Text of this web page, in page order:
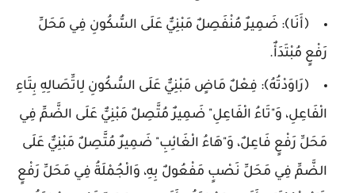
﴿أَنَا﴾: ضَمِيرٌ مُنْفَصِلٌ مَبْنِيٌّ عَلَى السُّكُونِ فِي مَحَلِّ
رَفْعٍ مُبْتَدَأٌ.
﴿رَاوَدْتُهُ﴾: فِعْلٌ مَاضٍ مَبْنِيٌّ عَلَى السُّكُونِ لِاتِّصَالِهِ بِتَاءِ
الْفَاعِلِ، وَ"تَاءُ الْفَاعِلِ" ضَمِيرٌ مُتَّصِلٌ مَبْنِيٌّ عَلَى الضَّمِّ فِي
مَحَلِّ رَفْعٍ فَاعِلٌ، وَ"هَاءُ الْغَائِبِ" ضَمِيرٌ مُتَّصِلٌ مَبْنِيٌّ عَلَى
الضَّمِّ فِي مَحَلِّ نَصْبٍ مَفْعُولٌ بِهِ، وَالْجُمْلَةُ فِي مَحَلِّ رَفْعٍ